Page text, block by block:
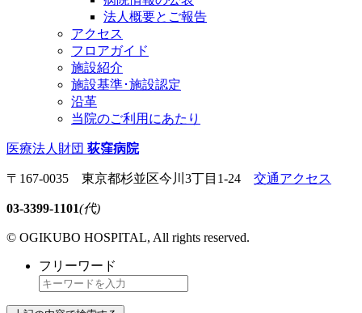
法人概要とご報告
アクセス
フロアガイド
施設紹介
施設基準･施設認定
沿革
当院のご利用にあたり
医療法人財団 荻窪病院
〒167-0035 東京都杉並区今川3丁目1-24 交通アクセス
03-3399-1101(代)
© OGIKUBO HOSPITAL, All rights reserved.
フリーワード